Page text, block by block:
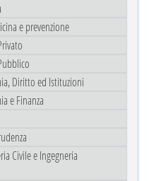
e prevenzione
Diritto ed Istituzioni
e Finanza
Civile e Ingegneria